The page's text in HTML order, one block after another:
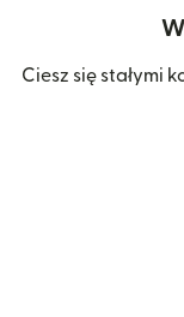
Ciesz się stałymi